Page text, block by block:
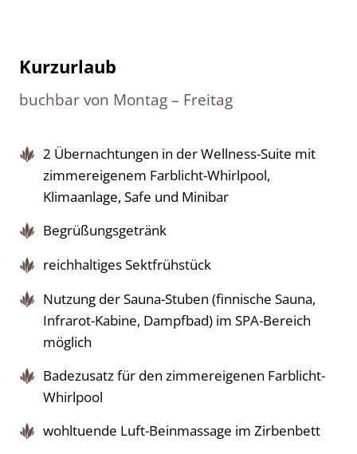
Kurzurlaub
buchbar von Montag – Freitag
2 Übernachtungen in der Wellness-Suite mit
zimmereigenem Farblicht-Whirlpool,
Klimaanlage, Safe und Minibar
Begrüßungsgetränk
reichhaltiges Sektfrühstück
Nutzung der Sauna-Stuben (finnische Sauna,
Infrarot-Kabine, Dampfbad) im SPA-Bereich
möglich
Badezusatz für den zimmereigenen Farblicht-
Whirlpool
wohltuende Luft-Beinmassage im Zirbenbett